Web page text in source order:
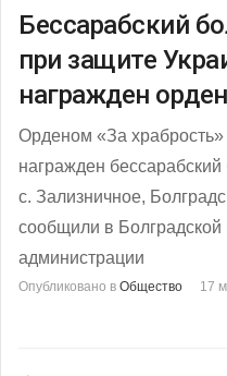
Бессарабский
при защите
награжден
Орденом «За храбрость»
награжден
с. Зализничное,
сообщили в Болградской
администрации
Опубликовано в Общество 17